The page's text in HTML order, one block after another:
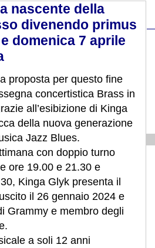
nascente della
divenendo primus
domenica 7 aprile
proposta per questo fine
concertistica Brass in
all’esibizione di Kinga
della nuova generazione
Jazz Blues.
con doppio turno
ore 19.00 e 21.30 e
Kinga Glyk presenta il
il 26 gennaio 2024 e
Grammy e membro degli
a soli 12 anni